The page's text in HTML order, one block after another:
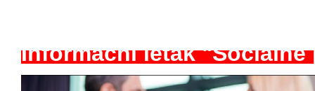
Informační leták